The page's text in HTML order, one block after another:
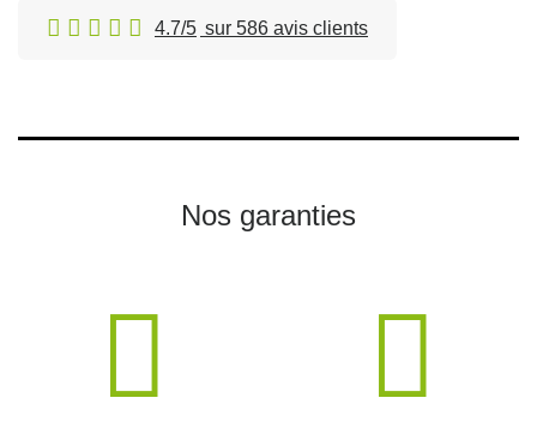
4.7/5 sur 586 avis clients
Nos garanties